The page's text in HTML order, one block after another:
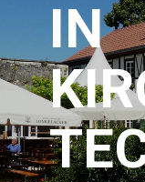
IN